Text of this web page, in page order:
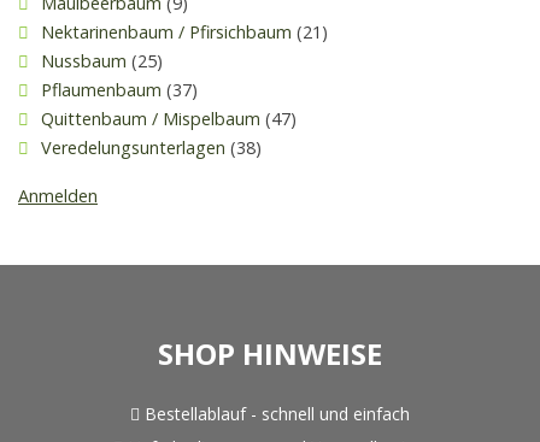
Nektarinenbaum / Pfirsichbaum (21)
Nussbaum (25)
Pflaumenbaum (37)
Quittenbaum / Mispelbaum (47)
Veredelungsunterlagen (38)
Anmelden
SHOP HINWEISE
Bestellablauf - schnell und einfach